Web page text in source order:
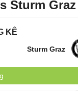
Sturm Graz
KÊ
Sturm Graz